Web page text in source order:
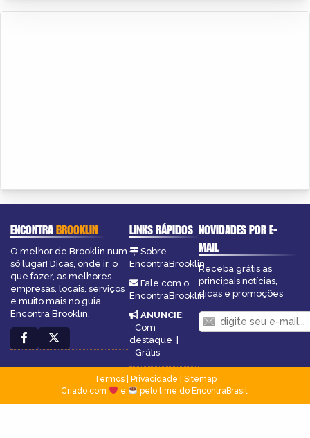
ENCONTRABROOKLIN
O melhor de Brooklin num
só lugar! Dicas, onde ir, o
que fazer, as melhores
empresas, locais, serviços
e muito mais no guia
Encontra Brooklin.
LINKS RÁPIDOS
Sobre
EncontraBrooklin
Fale com o
EncontraBrooklin
ANUNCIE:
Com
destaque |
Grátis
NOVIDADES POR E-
MAIL
Receba grátis as
principais notícias,
dicas e promoções
Termos| Privacidade
Sitemap
Criado com
e pelo time do EncontraBrasil